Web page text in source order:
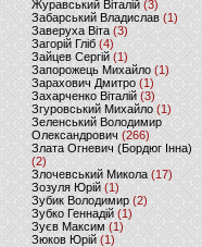
Журавський Віталій (3)
Забарський Владислав (1)
Заверуха Віта (3)
Загорій Гліб (4)
Зайцев Сергій(1)
Запорожець Михайло (1)
Зарахович Дмитро (1)
Захарченко Віталій (3)
Згуровський Михайло (1)
Зеленський Володимир
Олександрович (266)
Злата Огневич (Бордюг Інна)
(2)
Злочевський Микола(17)
Зозуля Юрій (1)
Зубик Володимир (2)
Зубко Геннадій (1)
Зуєв Максим(1)
Зюков Юрій (1)